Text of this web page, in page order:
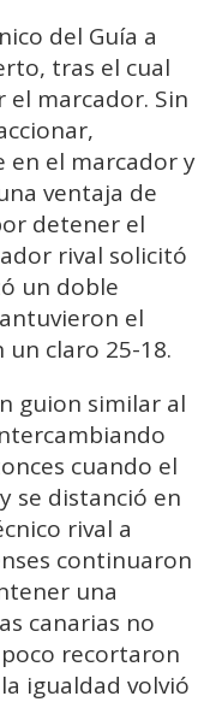
del Guía a
tras el cual
el marcador. Sin
en el marcador y
ventaja de
detener el
rival solicitó
un doble
el
claro 25-18.
guion similar al
cuando el
se distanció en
rival a
continuaron
una
canarias no
recortaron
igualdad volvió